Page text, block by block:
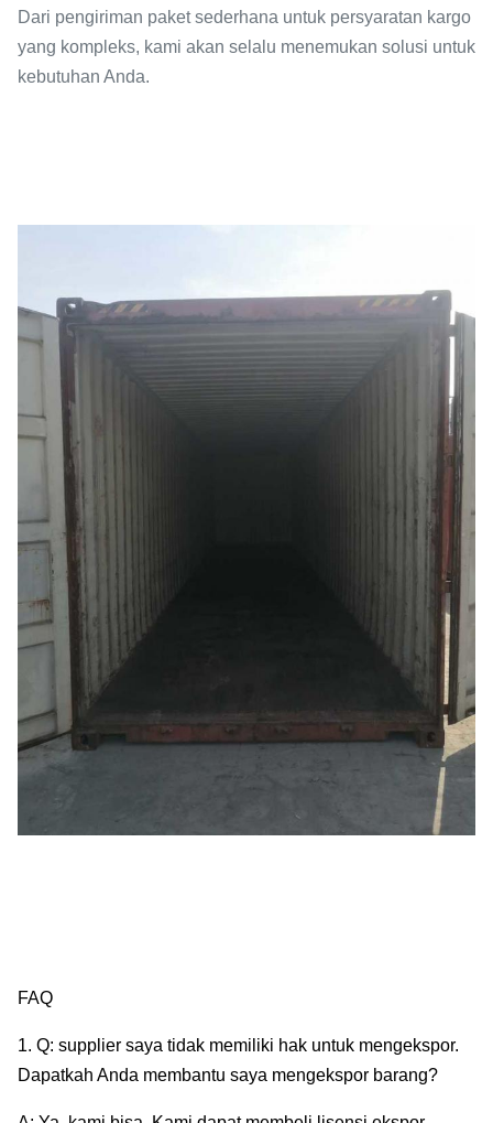
Dari pengiriman paket sederhana untuk persyaratan kargo
yang kompleks, kami akan selalu menemukan solusi untuk
kebutuhan Anda.
FAQ
1. Q: supplier saya tidak memiliki hak untuk mengekspor.
Dapatkah Anda membantu saya mengekspor barang?